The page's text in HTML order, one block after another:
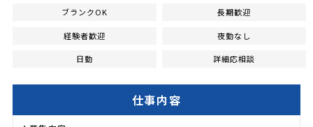
ブランクOK 長期歓迎
経験者歓迎 夜勤なし
日勤 詳細応相談
仕事内容